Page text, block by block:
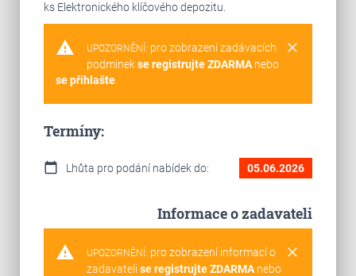
ks Elektronického klíčového depozitu.
warning clear
UPOZORNĚNÍ: pro zobrazení zadávacích
podmínekse registrujte ZDARMAnebo
se přihlašte.
Termíny:
calendar_today Lhůta pro podání nabídek do: 05.06.2026
Informace o zadavateli
warning clear
UPOZORNĚNÍ: pro zobrazení informací o
zadavateli se registrujte ZDARMAnebo